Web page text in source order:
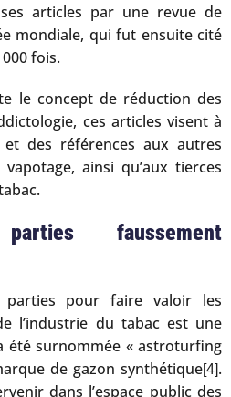
articles par une revue de
mondiale, qui fut ensuite cité
fois.
le concept de réduction des
ces articles visent à
des références aux autres
ainsi qu’aux tierces
faussement
parties pour faire valoir les
l’industrie du tabac est une
été surnommée « astroturfing
de gazon synthétique[4].
dans l’espace public des